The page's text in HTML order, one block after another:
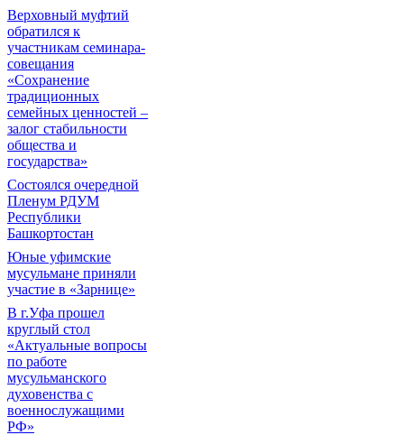
Верховный муфтий
обратился к
участникам семинара-
совещания
«Сохранение
традиционных
семейных ценностей –
залог стабильности
общества и
государства»
Состоялся очередной
Пленум РДУМ
Республики
Башкортостан
Юные уфимские
мусульмане приняли
участие в «Зарнице»
В г.Уфа прошел
круглый стол
«Актуальные вопросы
по работе
мусульманского
духовенства с
военнослужащими
РФ»